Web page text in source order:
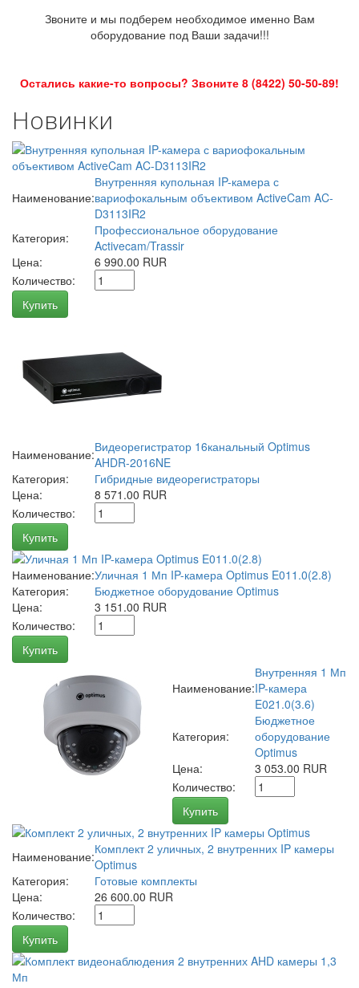
Звоните и мы подберем необходимое именно Вам
оборудование под Ваши задачи!!!
Остались какие-то вопросы? Звоните 8 (8422) 50-50-89!
Новинки
Наименование:
Внутренняя купольная IP-камера с
вариофокальным объективом ActiveCam AC-
D3113IR2
Категория:
Профессиональное оборудование
Activecam/Trassir
Цена:
6 990.00 RUR
Количество:
Купить
Наименование:Видеорегистратор 16канальный Optimus
AHDR-2016NE
Категория:
Гибридные видеорегистраторы
Цена:
8 571.00 RUR
Количество:
Купить
Наименование:Уличная 1 Мп IP-камера Optimus E011.0(2.8)
Категория:
Бюджетное оборудование Optimus
Цена:
3 151.00 RUR
Количество:
Купить
Наименование:
Внутренняя 1 Мп
IP-камера
E021.0(3.6)
Категория:
Бюджетное
оборудование
Optimus
Цена:
3 053.00 RUR
Количество:
Купить
Наименование:Комплект 2 уличных, 2 внутренних IP камеры
Optimus
Категория:
Готовые комплекты
Цена:
26 600.00 RUR
Количество:
Купить